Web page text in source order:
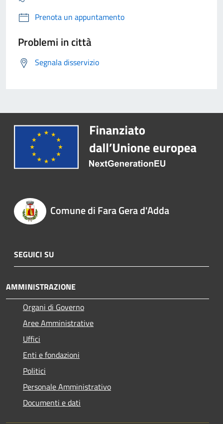
Prenota un appuntamento
Problemi in città
Segnala disservizio
Comune di Fara Gera d'Adda
SEGUICI SU
AMMINISTRAZIONE
Organi di Governo
Aree Amministrative
Uffici
Enti e fondazioni
Politici
Personale Amministrativo
Documenti e dati